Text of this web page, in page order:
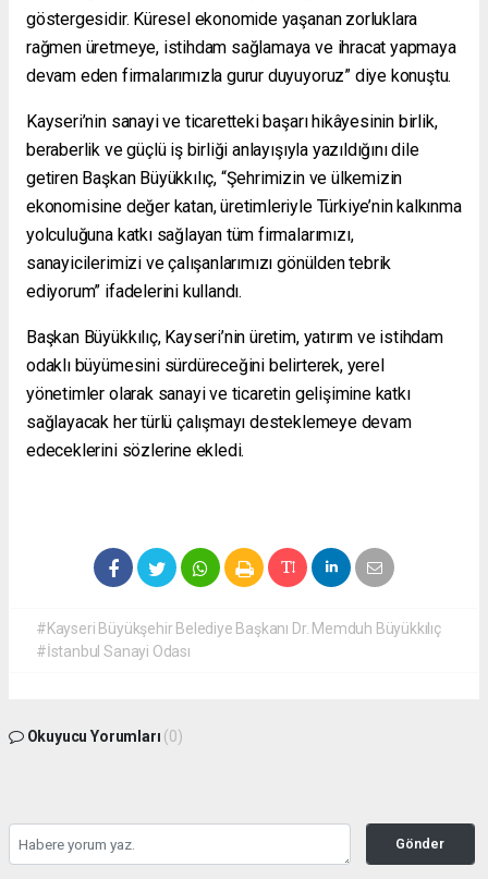
göstergesidir. Küresel ekonomide yaşanan zorluklara
rağmen üretmeye, istihdam sağlamaya ve ihracat yapmaya
devam eden firmalarımızla gurur duyuyoruz” diye konuştu.
Kayseri’nin sanayi ve ticaretteki başarı hikâyesinin birlik,
beraberlik ve güçlü iş birliği anlayışıyla yazıldığını dile
getiren Başkan Büyükkılıç, “Şehrimizin ve ülkemizin
ekonomisine değer katan, üretimleriyle Türkiye’nin kalkınma
yolculuğuna katkı sağlayan tüm firmalarımızı,
sanayicilerimizi ve çalışanlarımızı gönülden tebrik
ediyorum” ifadelerini kullandı.
Başkan Büyükkılıç, Kayseri’nin üretim, yatırım ve istihdam
odaklı büyümesini sürdüreceğini belirterek, yerel
yönetimler olarak sanayi ve ticaretin gelişimine katkı
sağlayacak her türlü çalışmayı desteklemeye devam
edeceklerini sözlerine ekledi.
#Kayseri Büyükşehir Belediye Başkanı Dr. Memduh Büyükkılıç
#İstanbul Sanayi Odası
Okuyucu Yorumları (0)
Gönder